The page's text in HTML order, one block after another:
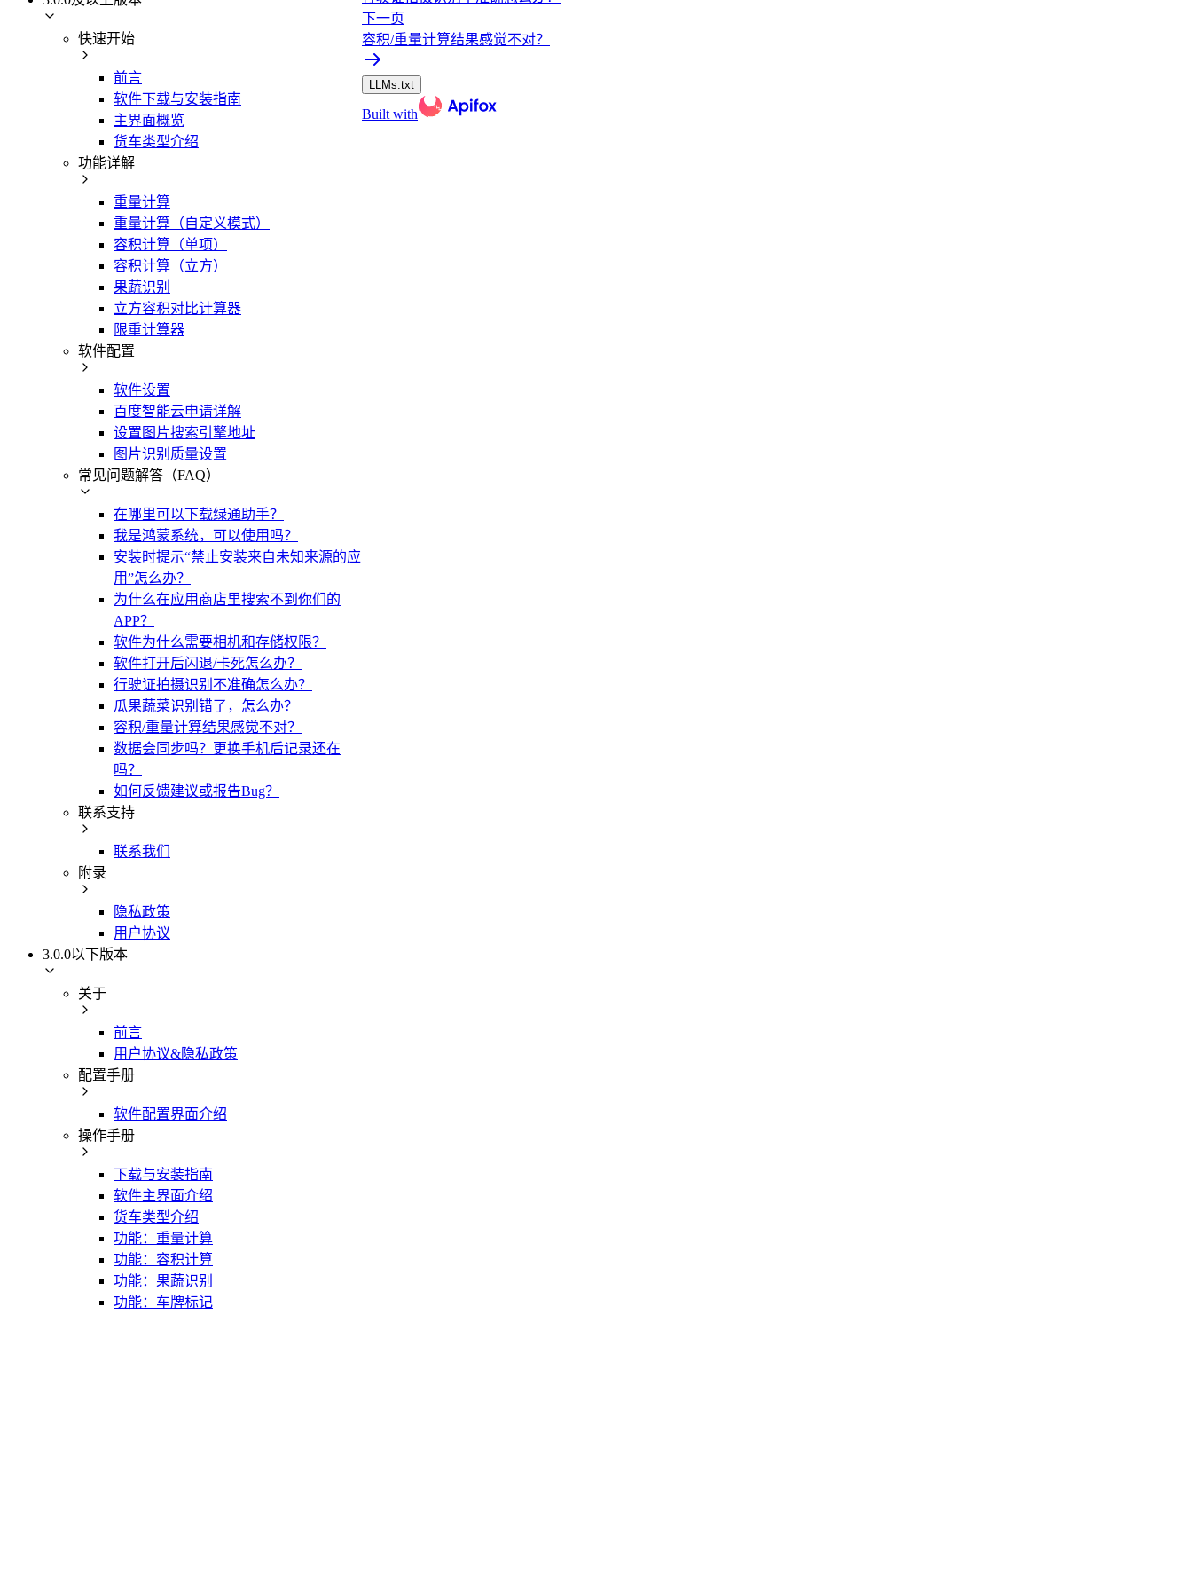
快速开始
前言
软件下载与安装指南
主界面概览
货车类型介绍
功能详解
重量计算
重量计算（自定义模式）
容积计算（单项）
容积计算（立方）
果蔬识别
立方容积对比计算器
限重计算器
软件配置
软件设置
百度智能云申请详解
设置图片搜索引擎地址
图片识别质量设置
常见问题解答（FAQ）
在哪里可以下载绿通助手？
我是鸿蒙系统，可以使用吗？
安装时提示“禁止安装来自未知来源的应
用”怎么办？
为什么在应用商店里搜索不到你们的
APP？
软件为什么需要相机和存储权限？
软件打开后闪退/卡死怎么办？
行驶证拍摄识别不准确怎么办？
瓜果蔬菜识别错了，怎么办？
容积/重量计算结果感觉不对？
数据会同步吗？更换手机后记录还在
吗？
如何反馈建议或报告Bug？
联系支持
联系我们
附录
隐私政策
用户协议
3.0.0以下版本
关于
前言
用户协议&隐私政策
配置手册
软件配置界面介绍
操作手册
下载与安装指南
软件主界面介绍
货车类型介绍
功能：重量计算
功能：容积计算
功能：果蔬识别
功能：车牌标记
下一页
容积/重量计算结果感觉不对？
LLMs.txt
Built with